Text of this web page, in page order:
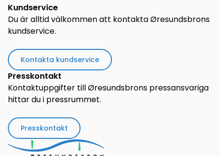
Kundservice
Du är alltid välkommen att kontakta Øresundsbrons
kundservice.
Kontakta kundservice
Presskontakt
Kontaktuppgifter till Øresundsbrons pressansvariga
hittar du i pressrummet.
Presskontakt